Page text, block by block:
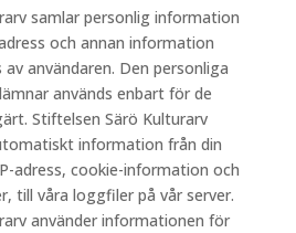
samlar personlig information
och annan information
användaren. Den personliga
används enbart för de
Stiftelsen Särö Kulturarv
information från din
adress, cookie-information och
till våra loggfiler på vår server.
använder informationen för